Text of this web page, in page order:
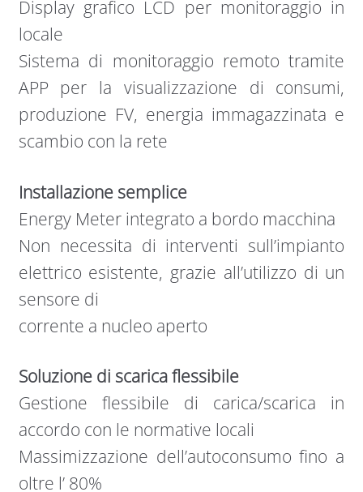
Display grafico LCD per monitoraggio in
locale
Sistema di monitoraggio remoto tramite
APP per la visualizzazione di consumi,
produzione FV, energia immagazzinata e
scambio con la rete
Installazione semplice
Energy Meter integrato a bordo macchina
Non necessita di interventi sull’impianto
elettrico esistente, grazie all’utilizzo di un
sensore di
corrente a nucleo aperto
Soluzione di scarica flessibile
Gestione ﬂessibile di carica/scarica in
accordo con le normative locali
Massimizzazione dell’autoconsumo ﬁno a
oltre l’ 80%